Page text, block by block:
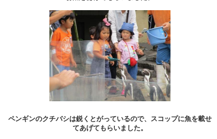
ペンギンのクチバシは鋭くとがっているので、スコップに魚を載せ
てあげてもらいました。